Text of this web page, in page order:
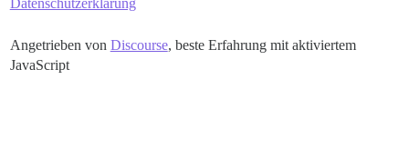
Datenschutzerklärung
Angetrieben von Discourse, beste Erfahrung mit aktiviertem
JavaScript